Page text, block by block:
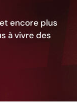
encore plus
à vivre des